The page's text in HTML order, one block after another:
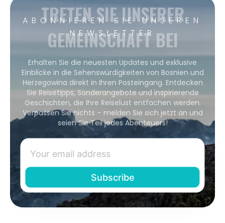
ABONNIEREN SIE UNSEREN
NEWSLETTER
TRETEN SIE UNSERER
GEMEINSCHAFT BEI
Erhalten Sie die neuesten Updates und exklusive
Einblicke in die Sehenswürdigkeiten von Bosnien und
Herzegowina direkt in Ihren Posteingang. Entdecken
Sie Reisetipps, Sonderangebote und inspirierende
Geschichten, die Ihre Reiselust entfachen werden.
Verpassen Sie nichts – melden Sie sich jetzt an und
seien Sie Teil jedes Abenteuers!